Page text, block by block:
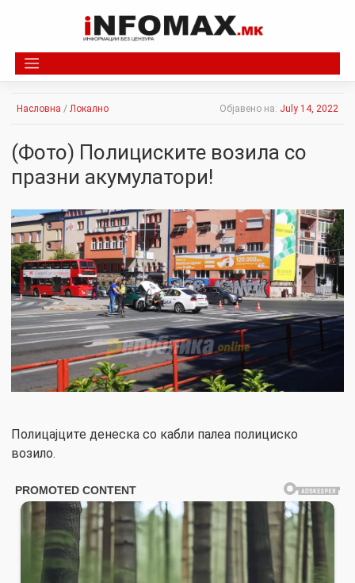
Насловна / Локално Објавено на: July 14, 2022
(Фото) Полициските возила со
празни акумулатори!
Полицајците денеска со кабли палеа полициско
возило.